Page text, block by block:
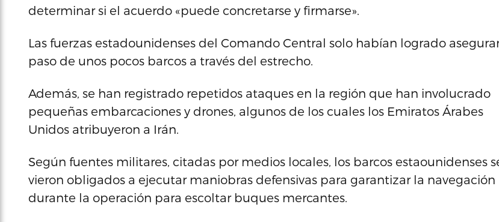
determinar si el acuerdo «puede concretarse y firmarse».
Las fuerzas estadounidenses del Comando Central solo habían logrado
paso de unos pocos barcos a través del estrecho.
Además, se han registrado repetidos ataques en la región que han involucrado
pequeñas embarcaciones y drones, algunos de los cuales los Emiratos Árabes
Unidos atribuyeron a Irán.
Según fuentes militares, citadas por medios locales, los barcos estaounidenses
vieron obligados a ejecutar maniobras defensivas para garantizar la navegación
durante la operación para escoltar buques mercantes.